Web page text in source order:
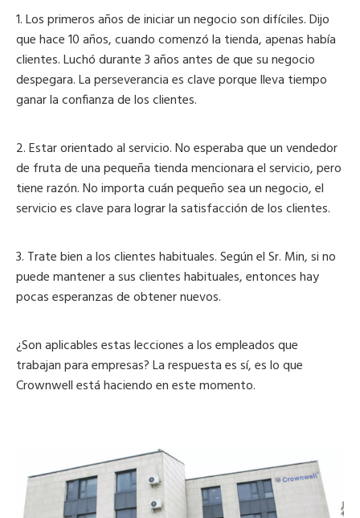
1. Los primeros años de iniciar un negocio son difíciles. Dijo
que hace 10 años, cuando comenzó la tienda, apenas había
clientes. Luchó durante 3 años antes de que su negocio
despegara. La perseverancia es clave porque lleva tiempo
ganar la confianza de los clientes.
2. Estar orientado al servicio. No esperaba que un vendedor
de fruta de una pequeña tienda mencionara el servicio, pero
tiene razón. No importa cuán pequeño sea un negocio, el
servicio es clave para lograr la satisfacción de los clientes.
3. Trate bien a los clientes habituales. Según el Sr. Min, si no
puede mantener a sus clientes habituales, entonces hay
pocas esperanzas de obtener nuevos.
¿Son aplicables estas lecciones a los empleados que
trabajan para empresas? La respuesta es sí, es lo que
Crownwell está haciendo en este momento.